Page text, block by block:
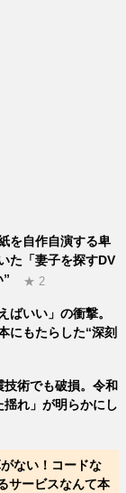
を自作自演する卑
た「妻子を探すDV
★ 2
ばいい」の衝撃。
にもたらした“深刻
技術でも破損。令和
れ」が明らかにし
ない！コードな
サービスなんて本